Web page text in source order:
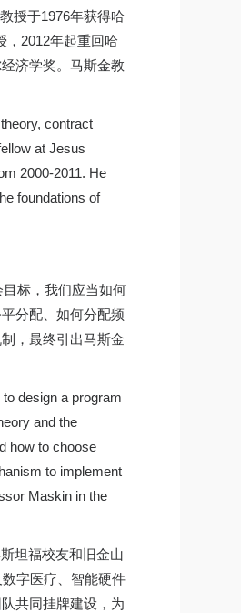
授于1976年获得哈
，2012年起重回哈
济学奖。马斯金教
contract
at Jesus
2000-2011. He
foundations of
标，我们应当如何
分配、如何分配频
，最终引出马斯金
design a program
and the
how to choose
to implement
Maskin in the
坦福校友和旧金山
字医疗、智能硬件
共同挂牌建设，为